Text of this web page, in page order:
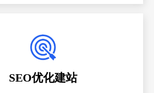
SEO优化建站